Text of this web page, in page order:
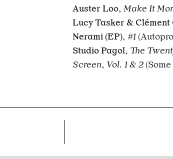
Auster Loo, Make It
Lucy Tasker & Clément
Nerami (EP), #1
Studio Pagol, The
Screen, Vol. 1 & 2